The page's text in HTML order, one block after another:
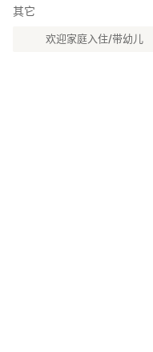
其它
欢迎家庭入住/带幼儿